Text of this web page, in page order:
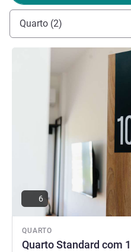
Quarto (2)
QUARTO
Quarto Standard com
6